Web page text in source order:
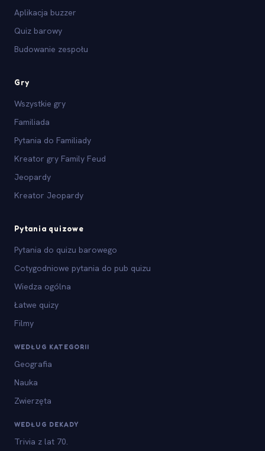
Aplikacja buzzer
Quiz barowy
Budowanie zespołu
Gry
Wszystkie gry
Familiada
Pytania do Familiady
Kreator gry Family Feud
Jeopardy
Kreator Jeopardy
Pytania quizowe
Pytania do quizu barowego
Cotygodniowe pytania do pub quizu
Wiedza ogólna
Łatwe quizy
Filmy
WEDŁUG KATEGORII
Geografia
Nauka
Zwierzęta
WEDŁUG DEKADY
Trivia z lat 70.